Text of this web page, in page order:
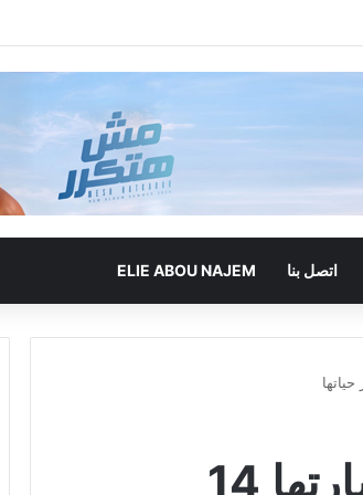
اتصل بنا ELIE ABOU NAJEM
كندة علوش تكشف سر خسارتها 14